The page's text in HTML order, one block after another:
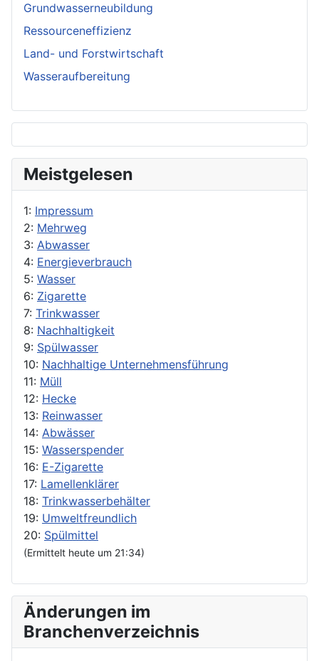
Grundwasserneubildung
Ressourceneffizienz
Land- und Forstwirtschaft
Wasseraufbereitung
Meistgelesen
1: Impressum
2: Mehrweg
3: Abwasser
4: Energieverbrauch
5: Wasser
6: Zigarette
7: Trinkwasser
8: Nachhaltigkeit
9: Spülwasser
10: Nachhaltige Unternehmensführung
11: Müll
12: Hecke
13: Reinwasser
14: Abwässer
15: Wasserspender
16: E-Zigarette
17: Lamellenklärer
18: Trinkwasserbehälter
19: Umweltfreundlich
20: Spülmittel
(Ermittelt heute um 21:34)
Änderungen im
Branchenverzeichnis